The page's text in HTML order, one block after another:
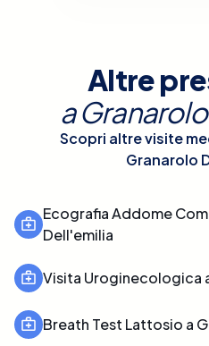
Altre
a
Scopri altre visite
Granarolo
Ecografia Addome
Dell'emilia
Visita Uroginecologica
Breath Test Lattosio a